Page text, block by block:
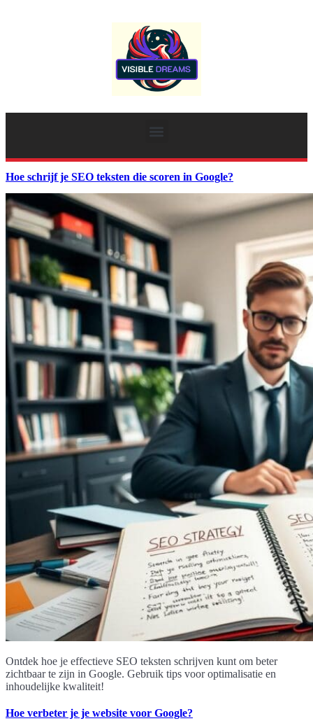
Hoe schrijf je SEO teksten die scoren in Google?
Ontdek hoe je effectieve SEO teksten schrijven kunt om beter
zichtbaar te zijn in Google. Gebruik tips voor optimalisatie en
inhoudelijke kwaliteit!
Hoe verbeter je je website voor Google?